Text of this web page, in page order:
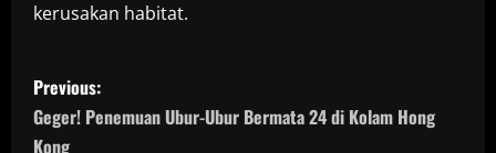
kerusakan habitat.
P
o
Previous:
Geger! Penemuan Ubur-Ubur Bermata 24 di Kolam Hong
Kong